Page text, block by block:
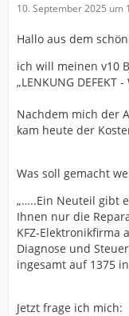
10. September 2025 um
Hallo aus dem
ich will meinen v10
„LENKUNG DEFEKT -
Nachdem mich der
kam heute der
Was soll gemacht
„…..Ein Neuteil gibt
Ihnen nur die
KFZ-Elektronikfirma
Diagnose und
ingesamt auf 1375
Jetzt frage ich mich: